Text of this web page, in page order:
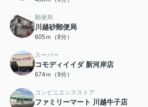
郵便局
川越砂郵便局
605ｍ（8分）
スーパー
コモディイイダ 新河岸店
674ｍ（9分）
コンビニエンスストア
ファミリーマート 川越牛子店